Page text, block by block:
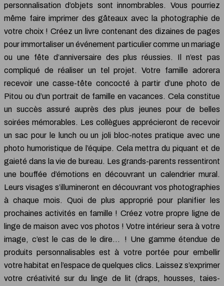
personnalisation d’objets sont innombrables. Vous pourriez
même faire imprimer des gâteaux avec la photographie de
votre choix ! Créez un livre contenant des dizaines de pages
pour immortaliser un événement particulier comme un mariage
ou une fête d’anniversaire des plus réussies. Il n’est pas
compliqué de réaliser un tel projet. Votre famille adorera
recevoir une casse-tête concocté à partir d’une photo de
Pitou ou d’un portrait de famille en vacances. Cela constitue
un succès assuré auprès des plus jeunes pour de belles
soirées mémorables. Les collègues apprécieront de recevoir
un sac pour le lunch ou un joli bloc-notes pratique avec une
photo humoristique de l’équipe. Cela mettra du piquant et de
gaieté dans la vie de bureau. Les grands-parents ressentiront
une bouffée d’émotions en découvrant un calendrier mural.
Leurs visages s’illumineront en découvrant vos photographies
à chaque mois. Quoi de plus approprié pour planifier les
prochaines activités en famille ! Créez votre propre ligne de
linge de maison avec vos photos ! Votre intérieur sera à votre
image, c’est le cas de le dire… ! Une gamme étendue de
produits personnalisables est à votre portée pour embellir
votre habitat en l’espace de quelques clics. Laissez s’exprimer
votre créativité sur du linge de lit (draps, housses, taies-